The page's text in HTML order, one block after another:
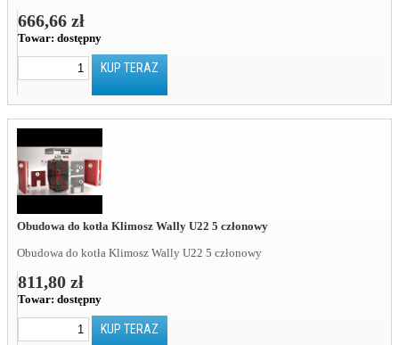
666,66 zł
Towar: dostępny
KUP TERAZ
Obudowa do kotła Klimosz Wally U22 5 członowy
Obudowa do kotła Klimosz Wally U22 5 członowy
811,80 zł
Towar: dostępny
KUP TERAZ